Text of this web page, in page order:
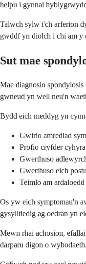
helpu i gynnal
Talwch sylw i'ch arferion
gwddf yn diolch i chi am y
Sut mae
Mae diagnosio
gwneud yn well neu'n
Bydd eich meddyg yn
Gwirio amrediad
Profio cryfder
Gwerthuso
Gwerthuso eich
Teimlo am
Os yw eich symptomau'n
gysylltiedig ag oedran yn
Mewn rhai achosion,
darparu digon o